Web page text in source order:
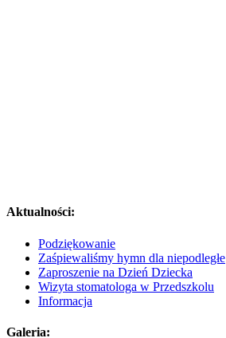
Aktualności:
Podziękowanie
Zaśpiewaliśmy hymn dla niepodległe
Zaproszenie na Dzień Dziecka
Wizyta stomatologa w Przedszkolu
Informacja
Galeria: